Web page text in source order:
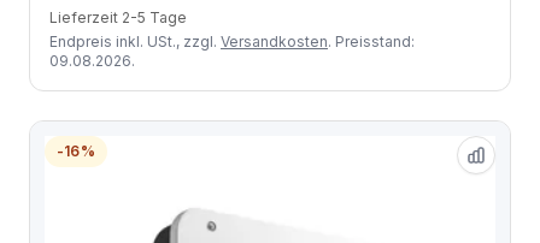
Lieferzeit 2-5 Tage
Endpreis inkl. USt., zzgl. Versandkosten. Preisstand:
09.08.2026.
-16%